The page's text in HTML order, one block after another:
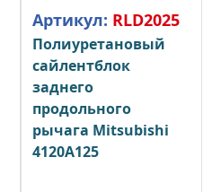
Артикул: RLD2025
Полиуретановый
сайлентблок
заднего
продольного
рычага Mitsubishi
4120A125